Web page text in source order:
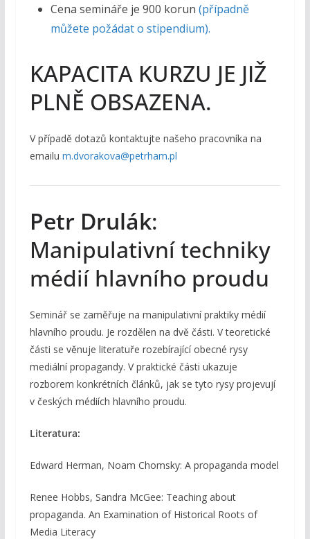
Cena semináře je 900 korun (případně
můžete požádat o stipendium).
KAPACITA KURZU JE JIŽ
PLNĚ OBSAZENA.
V případě dotazů kontaktujte našeho pracovníka na
emailu m.dvorakova@petrham.pl
Petr Drulák:
Manipulativní techniky
médií hlavního proudu
Seminář se zaměřuje na manipulativní praktiky médií
hlavního proudu. Je rozdělen na dvě části. V teoretické
části se věnuje literatuře rozebírající obecné rysy
mediální propagandy. V praktické části ukazuje
rozborem konkrétních článků, jak se tyto rysy projevují
v českých médiích hlavního proudu.
Literatura:
Edward Herman, Noam Chomsky: A propaganda model
Renee Hobbs, Sandra McGee: Teaching about
propaganda. An Examination of Historical Roots of
Media Literacy